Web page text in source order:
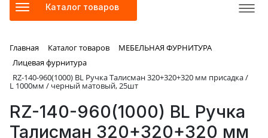
Каталог товаров
Главная Каталог товаров
МЕБЕЛЬНАЯ ФУРНИТУРА
Лицевая фурнитура
RZ-140-960(1000) BL Ручка Талисман 320+320+320 мм присадка /
L 1000мм / черный матовый, 25шт
RZ-140-960(1000) BL Ручка
Талисман 320+320+320 мм